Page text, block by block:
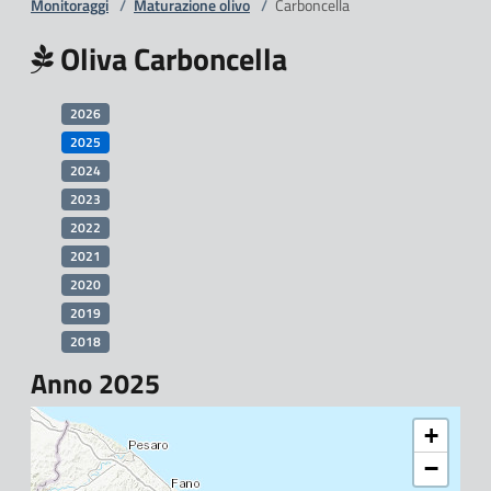
Monitoraggi / Maturazione olivo / Carboncella
Oliva Carboncella
2026
2025
2024
2023
2022
2021
2020
2019
2018
Anno 2025
+
−